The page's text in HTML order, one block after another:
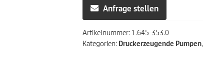
Anfrage stellen
Artikelnummer: 1.645-353.0
Kategorien: Druckerzeugende Pumpen,